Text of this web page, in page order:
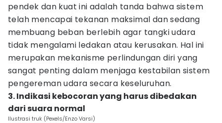
pendek dan kuat ini adalah tanda bahwa sistem
telah mencapai tekanan maksimal dan sedang
membuang beban berlebih agar tangki udara
tidak mengalami ledakan atau kerusakan. Hal ini
merupakan mekanisme perlindungan diri yang
sangat penting dalam menjaga kestabilan sistem
pengereman udara secara keseluruhan.
3. Indikasi kebocoran yang harus dibedakan
dari suara normal
Ilustrasi truk (Pexels/Enzo Varsi)